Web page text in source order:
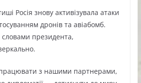
Росія знову активізувала атаки
дронів та авіабомб.
словами президента,
з нашими партнерами,